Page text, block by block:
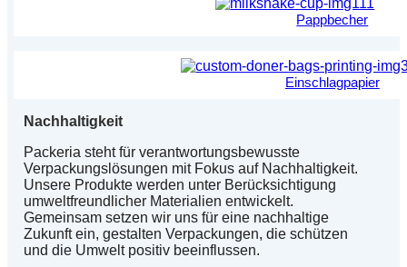
Pappbecher
Einschlagpapier
Nachhaltigkeit
Packeria steht für verantwortungsbewusste
Verpackungslösungen mit Fokus auf Nachhaltigkeit.
Unsere Produkte werden unter Berücksichtigung
umweltfreundlicher Materialien entwickelt.
Gemeinsam setzen wir uns für eine nachhaltige
Zukunft ein, gestalten Verpackungen, die schützen
und die Umwelt positiv beeinflussen.